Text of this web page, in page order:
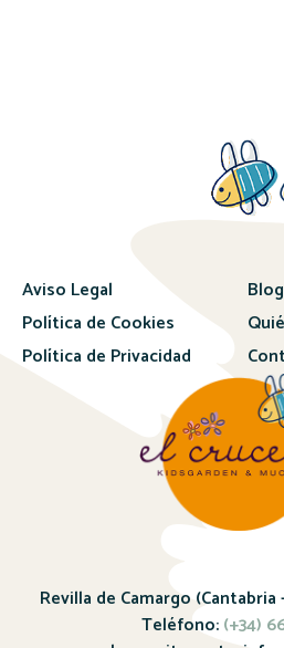
Aviso Legal
Política de Cookies
Política de Privacidad
Blog
Revilla de Camargo (Cantabria
Teléfono:(+34)